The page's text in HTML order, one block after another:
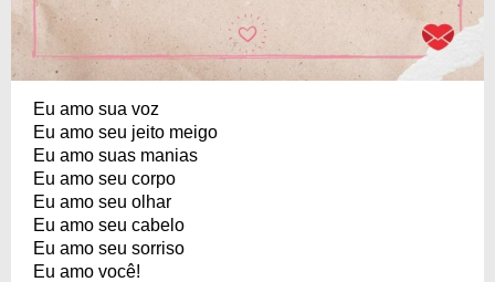
Eu amo sua voz
Eu amo seu jeito meigo
Eu amo suas manias
Eu amo seu corpo
Eu amo seu olhar
Eu amo seu cabelo
Eu amo seu sorriso
Eu amo você!